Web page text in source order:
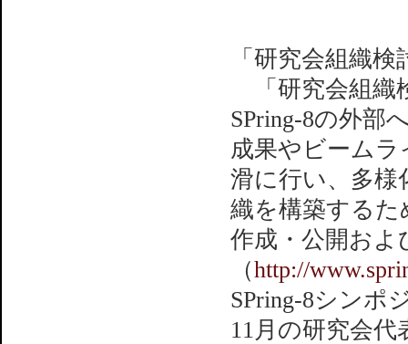
「研究会組織検
「研究会組織
SPring-8の外部
成果やビーム
滑に行い、多様
織を構築するた
作成・公開お
（http://
SPring-8シンポ
11月の研究会